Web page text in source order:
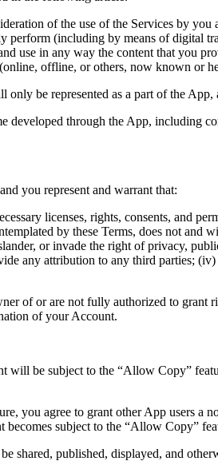
of the use of the Services by
perform (including by means of digital
use in any way the content that you
offline, or others, now known or
be represented as a part of the App,
developed through the App, including
you represent and warrant that:
licenses, rights, consents, and
by these Terms, does not
or invade the right of privacy,
any attribution to any third parties;
of or are not fully authorized to
of your Account.
be subject to the “Allow Copy”
you agree to grant other App users
becomes subject to the “Allow Copy”
shared, published, displayed, and